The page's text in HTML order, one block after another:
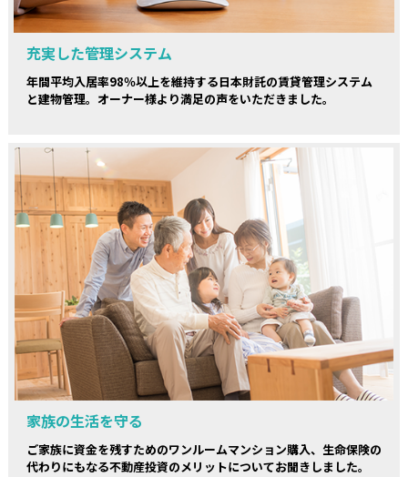
充実した管理システム
年間平均入居率98％以上を維持する日本財託の賃貸管理システム
と建物管理。オーナー様より満足の声をいただきました。
家族の生活を守る
ご家族に資金を残すためのワンルームマンション購入、生命保険の
代わりにもなる不動産投資のメリットについてお聞きしました。